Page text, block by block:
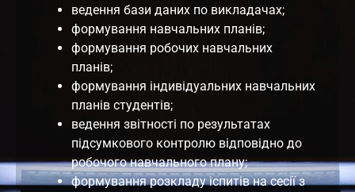
ведення бази даних по викладачах;
формування навчальних планів;
формування робочих навчальних
планів;
формування індивідуальних навчальних
планів студентів;
ведення звітності по результатах
підсумкового контролю відповідно до
робочого навчального плану;
формування розкладу іспитів на сесії з